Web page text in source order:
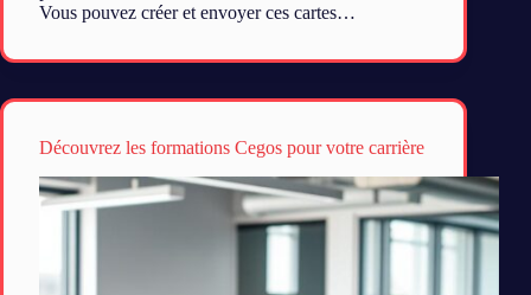
Vous pouvez créer et envoyer ces cartes…
Découvrez les formations Cegos pour votre carrière